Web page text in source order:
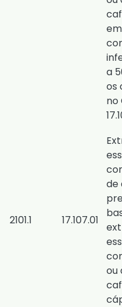
a
os
no
2101.1 17.107.01
de
ou